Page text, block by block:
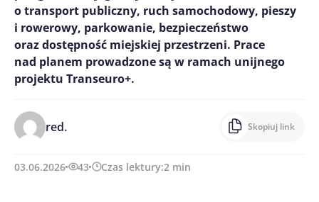
o transport publiczny, ruch samochodowy, pieszy
i rowerowy, parkowanie, bezpieczeństwo
oraz dostępność miejskiej przestrzeni. Prace
nad planem prowadzone są w ramach unijnego
projektu Transeuro+.
red. Skopiuj link
03.06.2026 43 Czas lektury:2 min